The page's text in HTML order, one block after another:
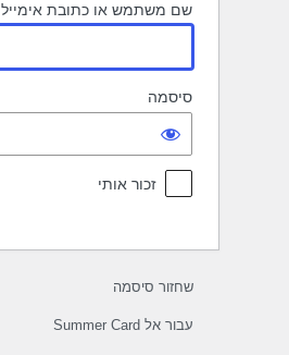
שם משתמש או כתובת אימייל
סיסמה
זכור אותי
שחזור סיסמה
עבור אל Summer Card